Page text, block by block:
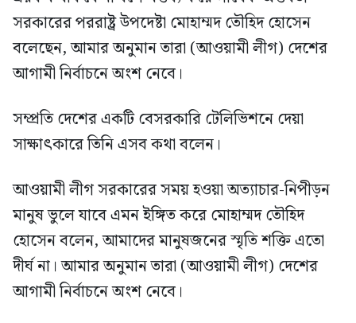
সরকারের পররাষ্ট্র উপদেষ্টা মোহাম্মদ তৌহিদ হোসেন
বলেছেন, আমার অনুমান তারা (আওয়ামী লীগ) দেশের
আগামী নির্বাচনে অংশ নেবে।
সম্প্রতি দেশের একটি বেসরকারি টেলিভিশনে দেয়া
সাক্ষাৎকারে তিনি এসব কথা বলেন।
আওয়ামী লীগ সরকারের সময় হওয়া অত্যাচার-নিপীড়ন
মানুষ ভুলে যাবে এমন ইঙ্গিত করে মোহাম্মদ তৌহিদ
হোসেন বলেন, আমাদের মানুষজনের স্মৃতি শক্তি এতো
দীর্ঘ না। আমার অনুমান তারা (আওয়ামী লীগ) দেশের
আগামী নির্বাচনে অংশ নেবে।